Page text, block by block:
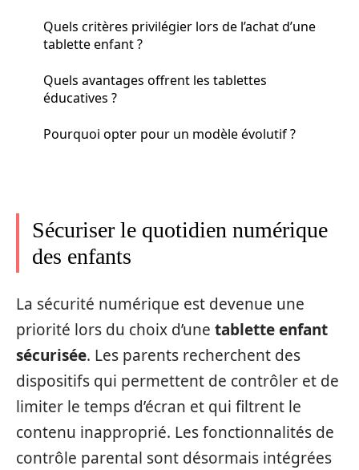
Quels critères privilégier lors de l’achat d’une
tablette enfant ?
Quels avantages offrent les tablettes
éducatives ?
Pourquoi opter pour un modèle évolutif ?
Sécuriser le quotidien numérique
des enfants
La sécurité numérique est devenue une
priorité lors du choix d’une tablette enfant
sécurisée. Les parents recherchent des
dispositifs qui permettent de contrôler et de
limiter le temps d’écran et qui filtrent le
contenu inapproprié. Les fonctionnalités de
contrôle parental sont désormais intégrées